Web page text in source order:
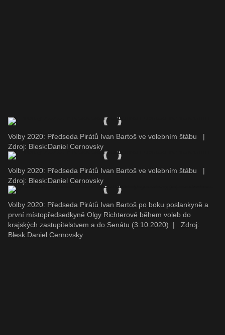
Volby 2020: Předseda Pirátů Ivan Bartoš ve volebním štábu
|
Zdroj: Blesk:Daniel Cernovsky
Volby 2020: Předseda Pirátů Ivan Bartoš ve volebním štábu
|
Zdroj: Blesk:Daniel Cernovsky
Volby 2020: Předseda Pirátů Ivan Bartoš po boku poslankyně a
první místopředsedkyně Olgy Richterové během voleb do
krajských zastupitelstvem a do Senátu (3.10.2020)
|
Zdroj:
Blesk:Daniel Cernovsky